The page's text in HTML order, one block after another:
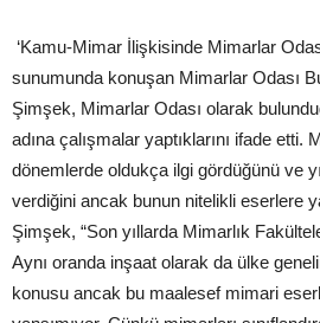
‘Kamu-Mimar İlişkisinde Mimarlar
sunumunda konuşan Mimarlar Odası
Şimşek, Mimarlar Odası olarak
adına çalışmalar yaptıklarını ifade etti.
dönemlerde oldukça ilgi gördüğünü ve
verdiğini ancak bunun nitelikli eserlere
Şimşek, “Son yıllarda Mimarlık
Aynı oranda inşaat olarak da ülke
konusu ancak bu maalesef mimari